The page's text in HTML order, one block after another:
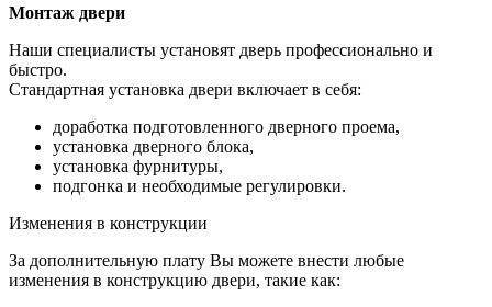
Монтаж двери
Наши специалисты установят дверь профессионально и
быстро.
Стандартная установка двери включает в себя:
доработка подготовленного дверного проема,
установка дверного блока,
установка фурнитуры,
подгонка и необходимые регулировки.
Изменения в конструкции
За дополнительную плату Вы можете внести любые
изменения в конструкцию двери, такие как: